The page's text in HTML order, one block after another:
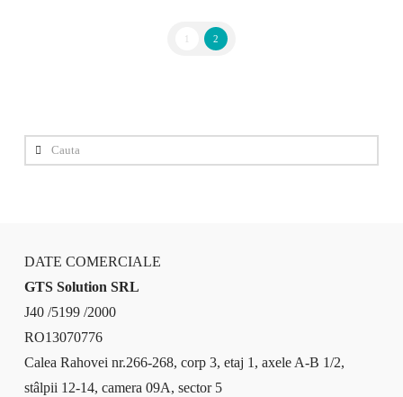
1 2
Cauta
DATE COMERCIALE
GTS Solution SRL
J40 /5199 /2000
RO13070776
Calea Rahovei nr.266-268, corp 3, etaj 1, axele A-B 1/2,
stâlpii 12-14, camera 09A, sector 5